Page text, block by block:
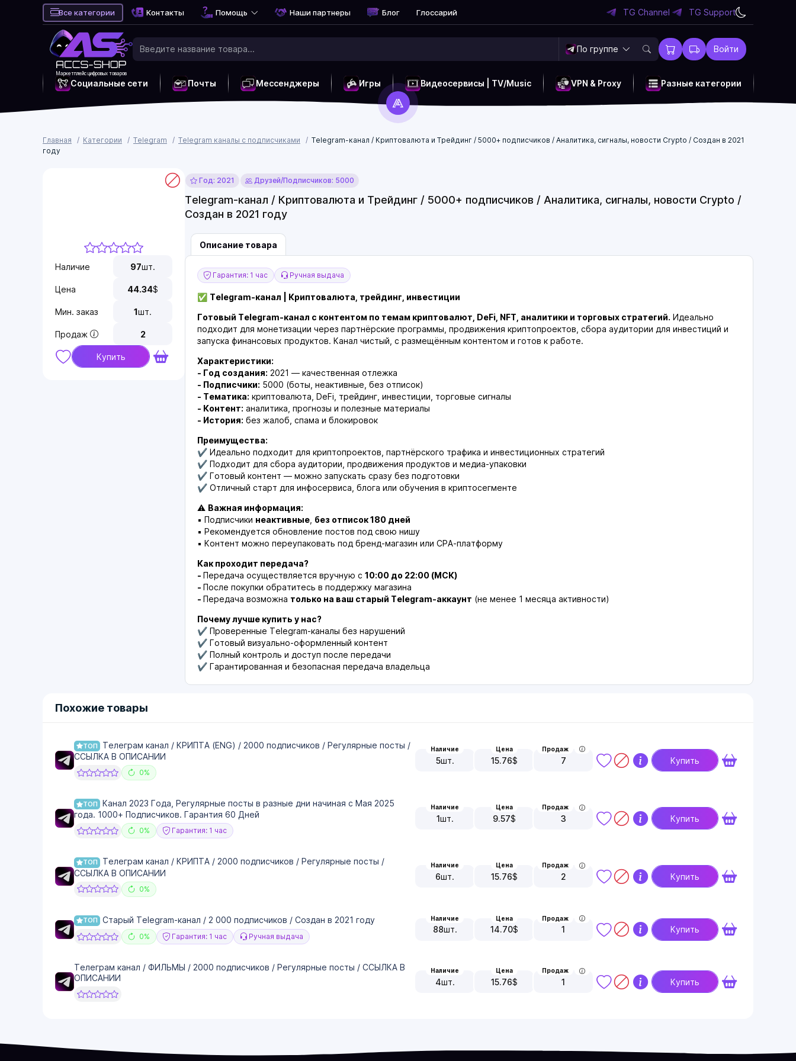
Все категории Контакты Помощь Наши партнеры Блог Глоссарий TG Channel TG Support
Маркетплейс цифровых товаров
По группе Войти
Социальные сети Почты Мессенджеры Игры Видеосервисы | TV/Music VPN & Proxy Разные категории
Главная Категории Telegram Telegram каналы с подписчиками
Telegram-канал / Криптовалюта и Трейдинг / 5000+ подписчиков / Аналитика, сигналы, новости Crypto / Создан в 2021
году
Наличие 97шт.
Цена 44.34$
Мин. заказ 1шт.
Продаж 2
Купить
Год: 2021 Друзей/Подписчиков: 5000
Telegram-канал / Криптовалюта и Трейдинг / 5000+ подписчиков / Аналитика, сигналы, новости Crypto /
Создан в 2021 году
Описание товара
Гарантия: 1 час Ручная выдача
✅ Telegram-канал | Криптовалюта, трейдинг, инвестиции
Готовый Telegram-канал с контентом по темам криптовалют, DeFi, NFT, аналитики и торговых стратегий. Идеально
подходит для монетизации через партнёрские программы, продвижения криптопроектов, сбора аудитории для инвестиций и
запуска финансовых продуктов. Канал чистый, с размещённым контентом и готов к работе.
Характеристики:
- Год создания: 2021 — качественная отлежка
- Подписчики: 5000 (боты, неактивные, без отписок)
- Тематика: криптовалюта, DeFi, трейдинг, инвестиции, торговые сигналы
- Контент: аналитика, прогнозы и полезные материалы
- История: без жалоб, спама и блокировок
Преимущества:
✔ Идеально подходит для криптопроектов, партнёрского трафика и инвестиционных стратегий
✔ Подходит для сбора аудитории, продвижения продуктов и медиа-упаковки
✔ Готовый контент — можно запускать сразу без подготовки
✔ Отличный старт для инфосервиса, блога или обучения в криптосегменте
⚠ Важная информация:
▪ Подписчики неактивные без отписок 180 дней
▪ Рекомендуется обновление постов под свою нишу
▪ Контент можно переупаковать под бренд-магазин или CPA-платформу
Как проходит передача?
- Передача осуществляется вручную с 10:00 до 22:00 (МСК)
- После покупки обратитесь в поддержку магазина
- Передача возможна только на ваш старый Telegram-аккаунт (не менее 1 месяца активности)
Почему лучше купить у нас?
✔ Проверенные Telegram-каналы без нарушений
✔ Готовый визуально-оформленный контент
✔ Полный контроль и доступ после передачи
✔ Гарантированная и безопасная передача владельца
Похожие товары
ТОП
Телеграм канал / КРИПТА (ENG) / 2000 подписчиков / Регулярные посты /
ССЫЛКА В ОПИСАНИИ
0%
Наличие
5шт.
Цена
15.76$
Продаж
7 Купить
ТОП
Канал 2023 Года, Регулярные посты в разные дни начиная с Мая 2025
года. 1000+ Подписчиков. Гарантия 60 Дней
0% Гарантия: 1 час
Наличие
1шт.
Цена
9.57$
Продаж
3 Купить
ТОП
Телеграм канал / КРИПТА / 2000 подписчиков / Регулярные посты /
ССЫЛКА В ОПИСАНИИ
0%
Наличие
6шт.
Цена
15.76$
Продаж
2 Купить
ТОП Старый Telegram-канал / 2 000 подписчиков / Создан в 2021 году
0% Гарантия: 1 час Ручная выдача
Наличие
88шт.
Цена
14.70$
Продаж
1 Купить
Телеграм канал / ФИЛЬМЫ / 2000 подписчиков / Регулярные посты / ССЫЛКА В
ОПИСАНИИ
Наличие
4шт.
Цена
15.76$
Продаж
1 Купить